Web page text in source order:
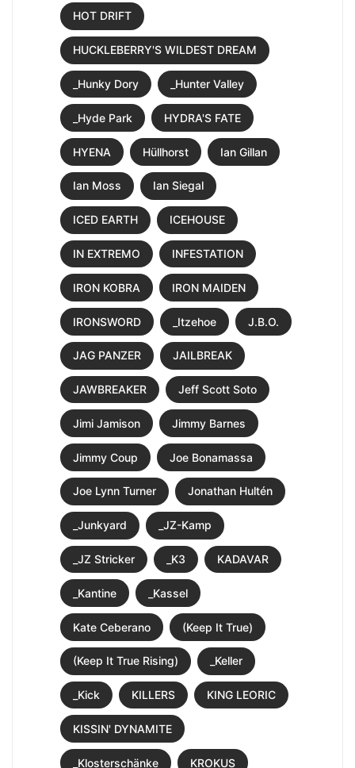
HOT DRIFT
HUCKLEBERRY'S WILDEST DREAM
_Hunky Dory _Hunter Valley
_Hyde Park HYDRA'S FATE
HYENA Hüllhorst Ian Gillan
Ian Moss Ian Siegal
ICED EARTH ICEHOUSE
IN EXTREMO INFESTATION
IRON KOBRA IRON MAIDEN
IRONSWORD _Itzehoe J.B.O.
JAG PANZER JAILBREAK
JAWBREAKER Jeff Scott Soto
Jimi Jamison Jimmy Barnes
Jimmy Coup Joe Bonamassa
Joe Lynn Turner Jonathan Hultén
_Junkyard _JZ-Kamp
_JZ Stricker _K3 KADAVAR
_Kantine _Kassel
Kate Ceberano (Keep It True)
(Keep It True Rising) _Keller
_Kick KILLERS KING LEORIC
KISSIN' DYNAMITE
_Klosterschänke KROKUS